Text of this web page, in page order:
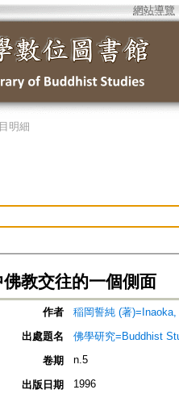
網站導覽
明細
佛教交往的一個側面
作者
稲岡誓純 (著
出處題名
佛學研究=Buddhist
卷期
n.5
出版日期 1996